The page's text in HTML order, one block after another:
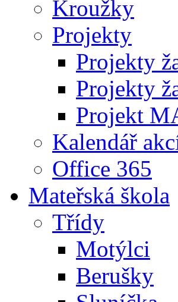
Kroužky
Projekty
Projekty
Projekty
Projekt
Kalendář
Office 365
Mateřská škola
Třídy
Motýlci
Berušky